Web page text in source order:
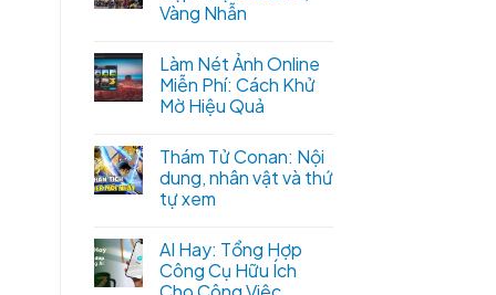
Vàng Nhẫn
Làm Nét Ảnh Online
Miễn Phí: Cách Khử
Mờ Hiệu Quả
Thám Tử Conan: Nội
dung, nhân vật và thứ
tự xem
AI Hay: Tổng Hợp
Công Cụ Hữu Ích